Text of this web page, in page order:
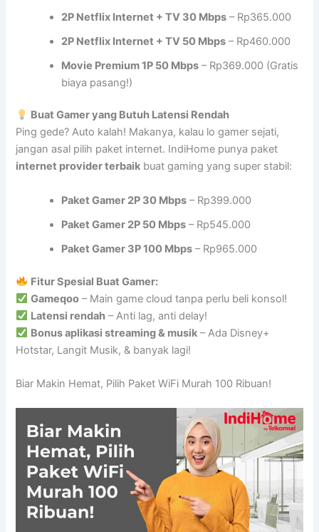
2P Netflix Internet + TV 30 Mbps – Rp365.000
2P Netflix Internet + TV 50 Mbps – Rp460.000
Movie Premium 1P 50 Mbps – Rp369.000 (Gratis
biaya pasang!)
Buat Gamer yang Butuh Latensi Rendah
Ping gede? Auto kalah! Makanya, kalau lo gamer sejati,
jangan asal pilih paket internet. IndiHome punya paket
internet provider terbaik buat gaming yang super stabil:
Paket Gamer 2P 30 Mbps – Rp399.000
Paket Gamer 2P 50 Mbps – Rp545.000
Paket Gamer 3P 100 Mbps – Rp965.000
Fitur Spesial Buat Gamer:
Gameqoo – Main game cloud tanpa perlu beli konsol!
Latensi rendah – Anti lag, anti delay!
Bonus aplikasi streaming & musik – Ada Disney+
Hotstar, Langit Musik, & banyak lagi!
Biar Makin Hemat, Pilih Paket WiFi Murah 100 Ribuan!